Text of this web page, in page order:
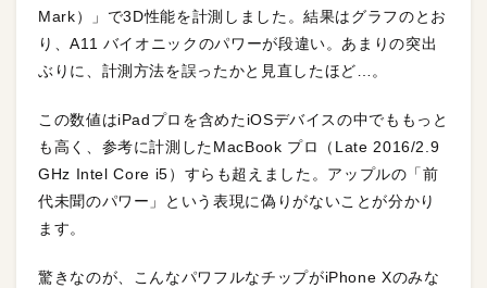
Mark）」で3D性能を計測しました。結果はグラフのとお
り、A11 バイオニックのパワーが段違い。あまりの突出
ぶりに、計測方法を誤ったかと見直したほど…。
この数値はiPadプロを含めたiOSデバイスの中でももっと
も高く、参考に計測したMacBook プロ（Late 2016/2.9
GHz Intel Core i5）すらも超えました。アップルの「前
代未聞のパワー」という表現に偽りがないことが分かり
ます。
驚きなのが、こんなパワフルなチップがiPhone Xのみな